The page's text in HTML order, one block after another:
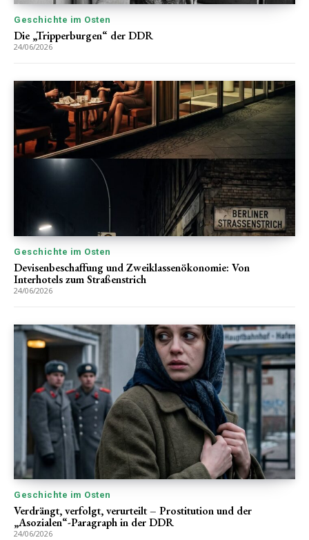
Geschichte im Osten
Die „Tripperburgen“ der DDR
24/06/2026
Geschichte im Osten
Devisenbeschaffung und Zweiklassenökonomie: Von
Interhotels zum Straßenstrich
24/06/2026
Geschichte im Osten
Verdrängt, verfolgt, verurteilt – Prostitution und der
„Asozialen“-Paragraph in der DDR
24/06/2026